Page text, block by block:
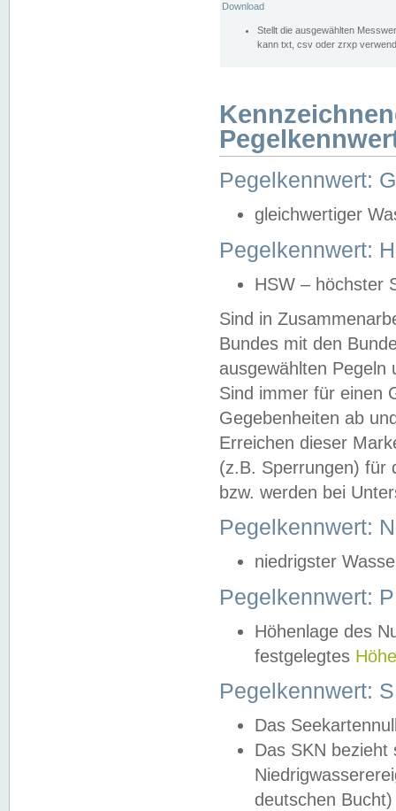
Download
Stellt die ausgewählten
kann txt, csv oder zrxp
Pegelkennwert:
gleichwertiger
Pegelkennwert:
HSW – höchster
Sind in
Bundes mit den
ausgewählten
Sind immer für einen
Gegebenheiten ab
Erreichen dieser
(z.B. Sperrungen) für
bzw. werden bei
Pegelkennwert:
niedrigster
Pegelkennwert:
Höhenlage des
festgelegtes
Pegelkennwert:
Das
Das SKN
deutschen